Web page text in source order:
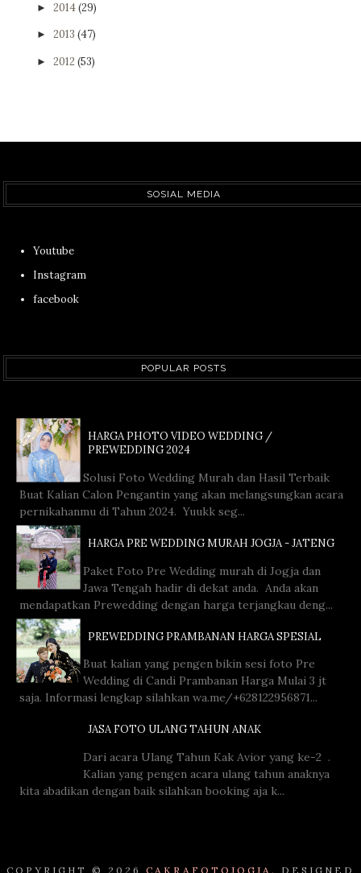
► 2014(29)
► 2013 (47)
► 2012 (53)
SOSIAL MEDIA
Youtube
Instagram
facebook
POPULAR POSTS
HARGA PHOTO VIDEO WEDDING /
PREWEDDING 2024
Solusi Foto Wedding Murah dan Hasil Terbaik
Buat Kalian Calon Pengantin yang akan melangsungkan acara
pernikahanmu di Tahun 2024. Yuukk seg...
HARGA PRE WEDDING MURAH JOGJA - JATENG
Paket Foto Pre Wedding murah di Jogja dan
Jawa Tengah hadir di dekat anda. Anda akan
mendapatkan Prewedding dengan harga terjangkau deng...
PREWEDDING PRAMBANAN HARGA SPESIAL
Buat kalian yang pengen bikin sesi foto Pre
Wedding di Candi Prambanan Harga Mulai 3 jt
saja. Informasi lengkap silahkan wa.me/+628122956871...
JASA FOTO ULANG TAHUN ANAK
Dari acara Ulang Tahun Kak Avior yang ke-2 .
Kalian yang pengen acara ulang tahun anaknya
kita abadikan dengan baik silahkan booking aja k...
COPYRIGHT © 2026 CAKRAFOTOJOGJA. DESIGNED